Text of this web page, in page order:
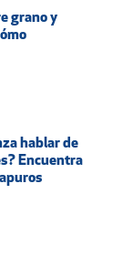
grano y
hablar de
Encuentra